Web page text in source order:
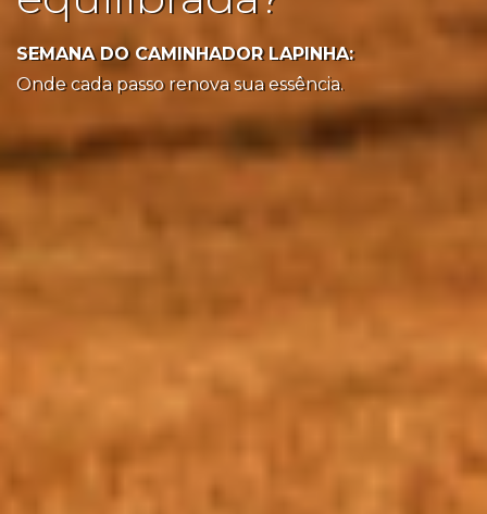
SEMANA DO CAMINHADOR LAPINHA:
Onde cada passo renova sua essência.